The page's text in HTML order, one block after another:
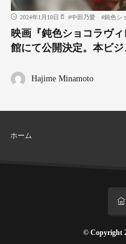
2024年1月10日 #中田乃愛 #鈍色シ
映画『鈍色ショコラヴ
館にて公開決定。本ビ
Hajime Minamoto
ホーム
© Copyright